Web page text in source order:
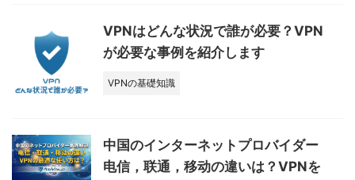
VPNはどんな状況で誰が必要？VPN
が必要な事例を紹介します
VPNの基礎知識
中国のインターネットプロバイダー
电信，联通，移动の違いは？VPNを